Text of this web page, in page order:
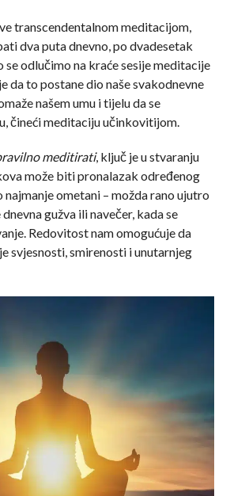
transcendentalnom meditacijom,
dva puta dnevno, po dvadesetak
se odlučimo na kraće sesije meditacije
da to postane dio naše svakodnevne
našem umu i tijelu da se
čineći meditaciju učinkovitijom.
meditirati, ključ je u stvaranju
može biti pronalazak određenog
najmanje ometani – možda rano ujutro
gužva ili navečer, kada se
Redovitost nam omogućuje da
svjesnosti, smirenosti i unutarnjeg